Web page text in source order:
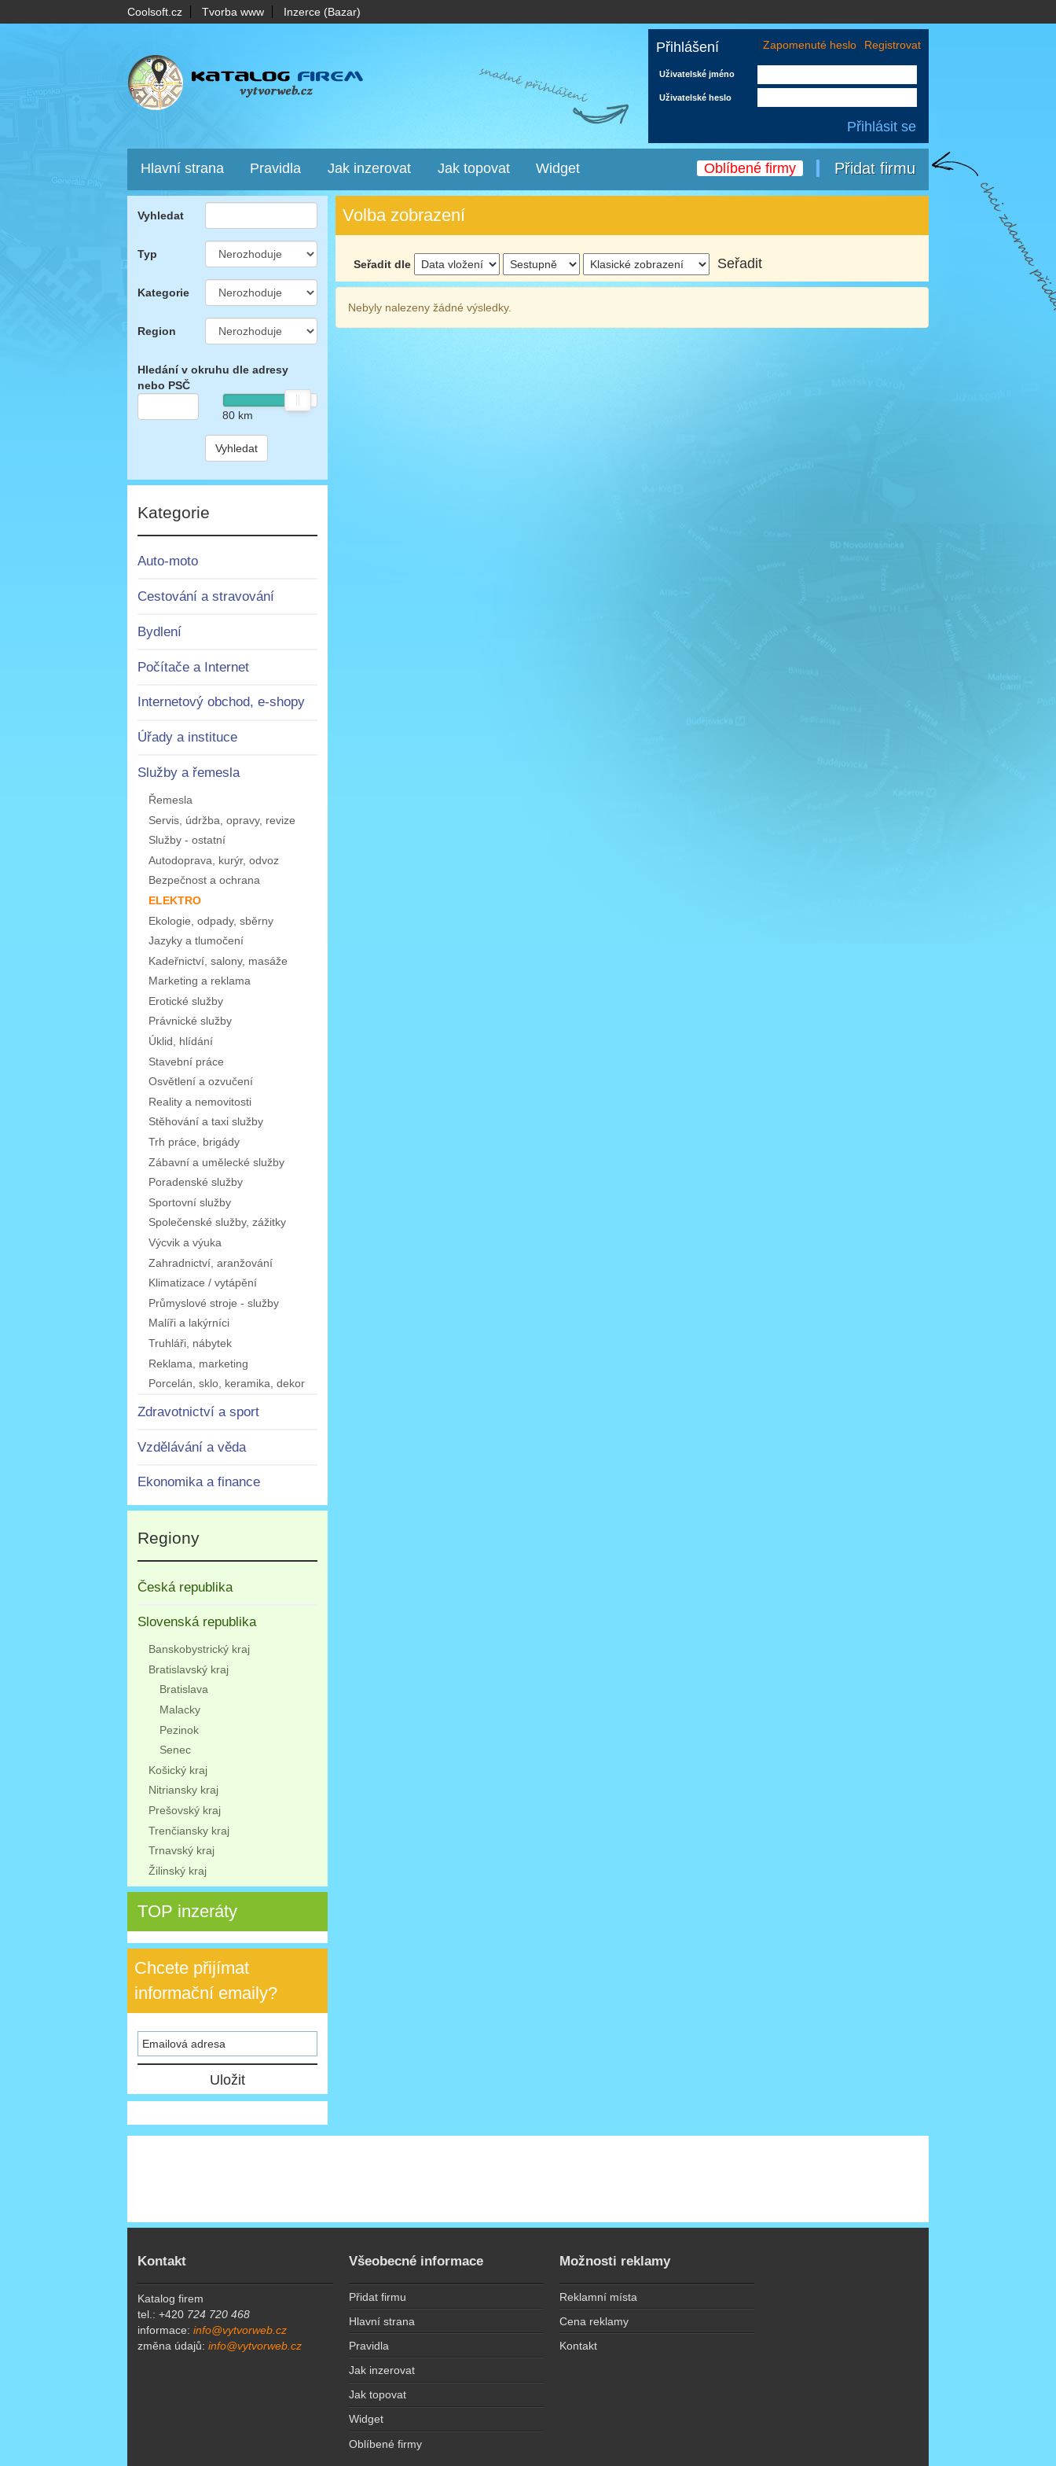
Coolsoft.cz Tvorba www Inzerce (Bazar)
Přihlášení Registrovat
Zapomenuté heslo
Uživatelské jméno
Uživatelské heslo
Přidat firmu
Hlavní strana Pravidla Jak inzerovat Jak topovat Widget Oblíbené firmy
Vyhledat
Typ
Kategorie
Region
Hledání v okruhu dle adresy
nebo PSČ
80km
Vyhledat
Kategorie
Auto-moto
Cestování a stravování
Bydlení
Počítače a Internet
Internetový obchod, e-shopy
Úřady a instituce
Služby a řemesla
Řemesla
Servis, údržba, opravy, revize
Služby - ostatní
Autodoprava, kurýr, odvoz
Bezpečnost a ochrana
ELEKTRO
Ekologie, odpady, sběrny
Jazyky a tlumočení
Kadeřnictví, salony, masáže
Marketing a reklama
Erotické služby
Právnické služby
Úklid, hlídání
Stavební práce
Osvětlení a ozvučení
Reality a nemovitosti
Stěhování a taxi služby
Trh práce, brigády
Zábavní a umělecké služby
Poradenské služby
Sportovní služby
Společenské služby, zážitky
Výcvik a výuka
Zahradnictví, aranžování
Klimatizace / vytápění
Průmyslové stroje - služby
Malíři a lakýrníci
Truhláři, nábytek
Reklama, marketing
Porcelán, sklo, keramika, dekor
Zdravotnictví a sport
Vzdělávání a věda
Ekonomika a finance
Regiony
Česká republika
Slovenská republika
Banskobystrický kraj
Bratislavský kraj
Bratislava
Malacky
Pezinok
Senec
Košický kraj
Nitriansky kraj
Prešovský kraj
Trenčiansky kraj
Trnavský kraj
Žilinský kraj
TOP inzeráty
Chcete přijímat
informační emaily?
Volba zobrazení
Seřadit dle
Nebyly nalezeny žádné výsledky.
Kontakt
Katalog firem
tel.: +420 724 720 468
informace:info@vytvorweb.cz
změna údajů:info@vytvorweb.cz
Všeobecné informace
Přidat firmu
Hlavní strana
Pravidla
Jak inzerovat
Jak topovat
Widget
Oblíbené firmy
Možnosti reklamy
Reklamní místa
Cena reklamy
Kontakt